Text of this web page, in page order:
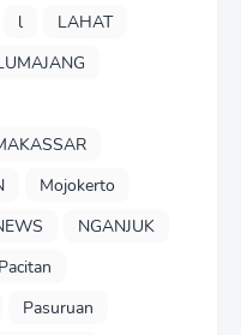
l
LAHAT
Mojokerto
NGANJUK
Pacitan
Pasuruan